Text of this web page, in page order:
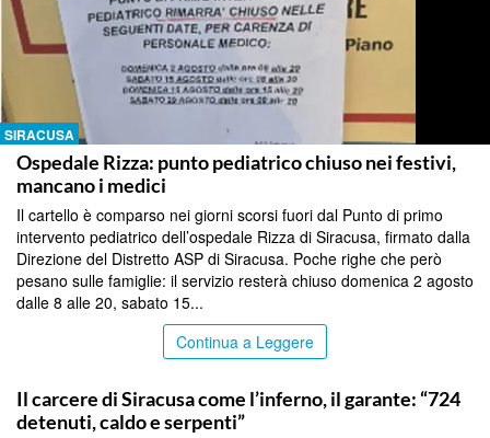
SIRACUSA
Ospedale Rizza: punto pediatrico chiuso nei festivi,
mancano i medici
Il cartello è comparso nei giorni scorsi fuori dal Punto di primo
intervento pediatrico dell’ospedale Rizza di Siracusa, firmato dalla
Direzione del Distretto ASP di Siracusa. Poche righe che però
pesano sulle famiglie: il servizio resterà chiuso domenica 2 agosto
dalle 8 alle 20, sabato 15...
Continua a Leggere
Il carcere di Siracusa come l’inferno, il garante: “724
detenuti, caldo e serpenti”